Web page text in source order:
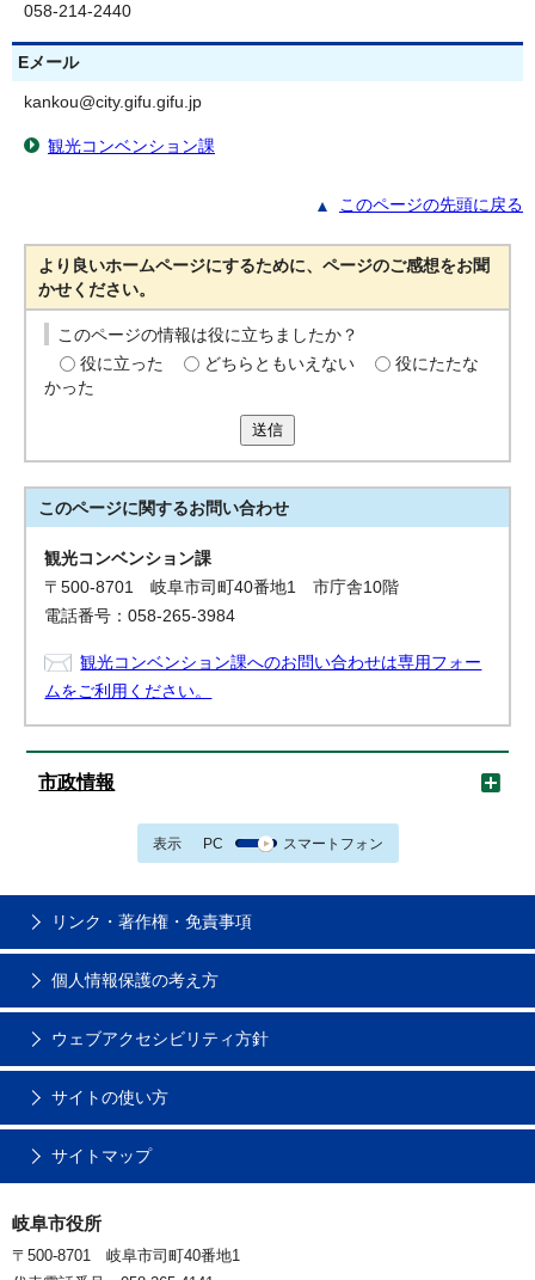
058-214-2440
Eメール
kankou@city.gifu.gifu.jp
観光コンベンション課
このページの先頭に戻る
より良いホームページにするために、ページのご感想をお聞
かせください。
このページの情報は役に立ちましたか？
役に立った
どちらともいえない
役にたたな
かった
送信
このページに関するお問い合わせ
観光コンベンション課
〒500-8701 岐阜市司町40番地1 市庁舎10階
電話番号：058-265-3984
観光コンベンション課へのお問い合わせは専用フォー
ムをご利用ください。
市政情報
表示 PC スマートフォン
リンク・著作権・免責事項
個人情報保護の考え方
ウェブアクセシビリティ方針
サイトの使い方
サイトマップ
岐阜市役所
〒500-8701 岐阜市司町40番地1